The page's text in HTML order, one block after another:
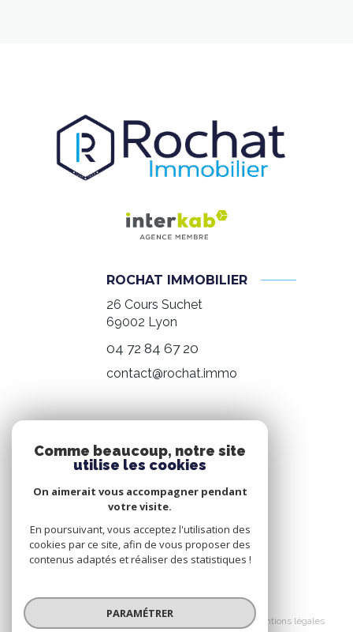
ROCHAT IMMOBILIER
26 Cours Suchet
69002 Lyon
04 72 84 67 20
contact@rochat.immo
Nous suivre
© 2026 | Tous droits réservés
Mentions légales
Comme beaucoup, notre site
utilise les cookies
On aimerait vous accompagner pendant
votre visite.
En poursuivant, vous acceptez l'utilisation des
cookies par ce site, afin de vous proposer des
contenus adaptés et réaliser des statistiques !
PARAMÉTRER